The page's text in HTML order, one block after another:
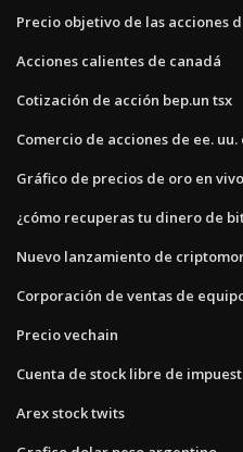
Precio objetivo de las acciones
Acciones calientes de canadá
Cotización de acción bep.un tsx
Comercio de acciones de ee. uu.
Gráfico de precios de oro en
¿cómo recuperas tu dinero de
Nuevo lanzamiento de
Corporación de ventas de
Precio vechain
Cuenta de stock libre de
Arex stock twits